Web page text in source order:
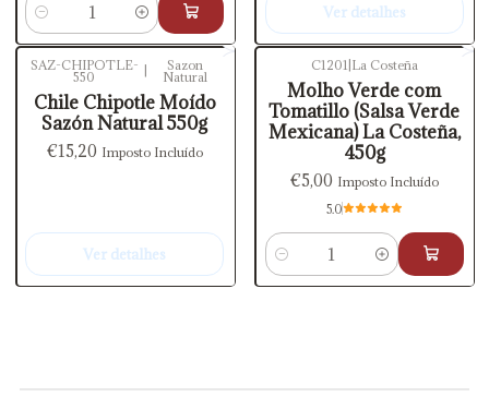
Quantidade
Ver detalhes
Esgotado
SAZ-CHIPOTLE-
550
Sazon
Natural
Chile Chipotle Moído
Sazón Natural 550g
€15,20 Imposto Incluído
Ver detalhes
C1201 La Costeña
Molho Verde com
Tomatillo (Salsa Verde
Mexicana) La Costeña,
450g
€5,00 Imposto Incluído
5.0
Quantidade